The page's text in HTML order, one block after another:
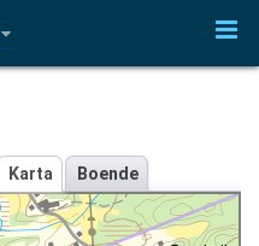
Karta Boende